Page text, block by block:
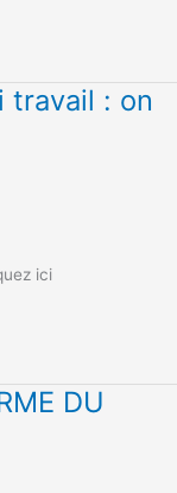
travail : on
ici
DU